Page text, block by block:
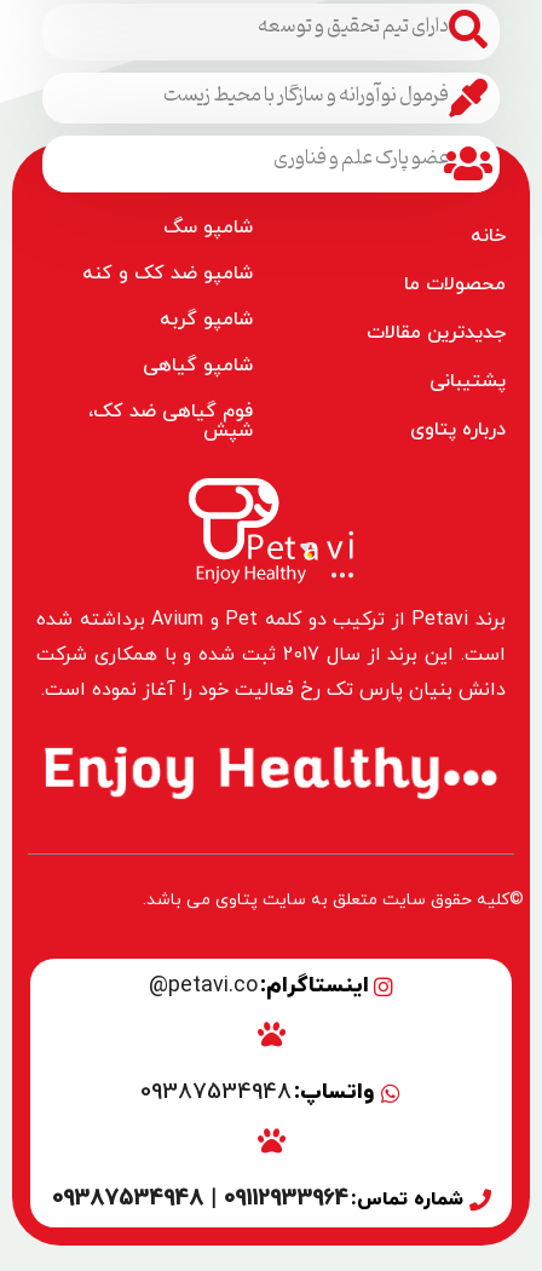
دارای تیم تحقیق و توسعه
فرمول نوآورانه و سازگار با محیط زیست
عضو پارک علم و فناوری
خانه
محصولات ما
جدیدترین مقالات
پشتیبانی
درباره پتاوی
شامپو سگ
شامپو ضد کک و کنه
شامپو گربه
شامپو گیاهی
فوم گیاهی ضد کک،
شپش
برند Petavi از ترکیب دو کلمه Pet و Avium برداشته شده
است. این برند از سال 2017 ثبت شده و با همکاری شرکت
دانش بنیان پارس تک رخ فعالیت خود را آغاز نموده است.
©کلیه حقوق سایت متعلق به سایت پتاوی می باشد.
اینستاگرام:petavi.co@
واتساپ:09387534948
شماره تماس:09112933964 | 09387534948